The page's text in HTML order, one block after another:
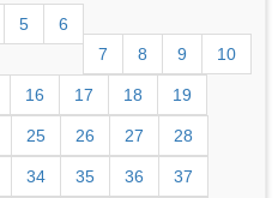
5
6
7
8 9 10
16 17 18 19
25 26 27 28
34 35 36 37